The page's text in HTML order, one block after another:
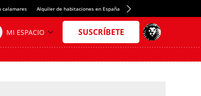
calamares Alquiler de habitaciones en España Crédito del Spotify Camp Nou